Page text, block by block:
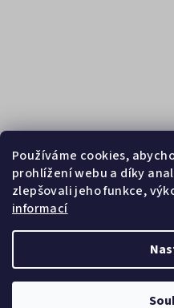
Používáme cookies,
prohlížení webu a díky
zlepšovali jeho funkce,
informací
Sledovat na